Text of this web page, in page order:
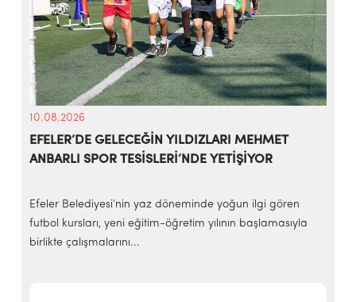
10.08.2026
EFELER’DE GELECEĞİN YILDIZLARI MEHMET
ANBARLI SPOR TESİSLERİ’NDE YETİŞİYOR
Efeler Belediyesi’nin yaz döneminde yoğun ilgi gören
futbol kursları, yeni eğitim-öğretim yılının başlamasıyla
birlikte çalışmalarını...